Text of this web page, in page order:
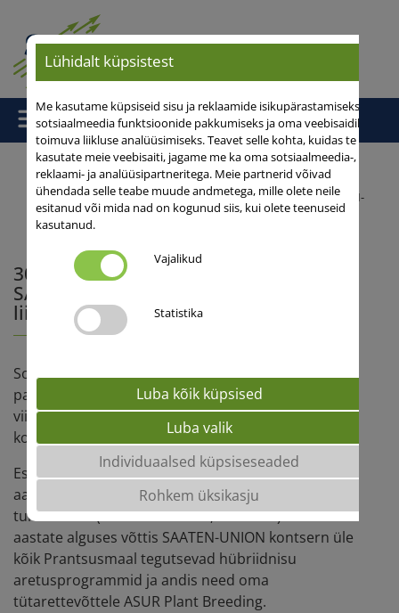
Pealeht/Uudised/ 30 aastat hübriidnisu tipptegijana – SAATEN-
UNIONi teekond Euroopa liidriks
30 aastat hübriidnisu tipptegijana –
SAATEN-UNIONi teekond Euroopa
liidriks
Sordiaretus, seemnetootmine ja geneetika
paljundamine – SAATEN-UNION kontsern on
viimase 30 aasta jooksul omandanud ainulaadse
kogemustepagasi selles valdkonnas.
Esimesed hübriidnisu sordid registreeriti 1980.
aastatel ja 1994. aastal alustati nende esmakordset
turustamist (nt HYNO-PRECIA, SEXTANT). 2000.
aastate alguses võttis SAATEN-UNION kontsern üle
kõik Prantsusmaal tegutsevad hübriidnisu
aretusprogrammid ja andis need oma
tütarettevõttele ASUR Plant Breeding.
Lühidalt küpsistest
Me kasutame küpsiseid sisu ja reklaamide isikupärastamiseks,
sotsiaalmeedia funktsioonide pakkumiseks ja oma veebisaidil
toimuva liikluse analüüsimiseks. Teavet selle kohta, kuidas te
kasutate meie veebisaiti, jagame me ka oma sotsiaalmeedia-,
reklaami- ja analüüsipartneritega. Meie partnerid võivad
ühendada selle teabe muude andmetega, mille olete neile
esitanud või mida nad on kogunud siis, kui olete teenuseid
kasutanud.
Vajalikud
Statistika
Luba kõik küpsised
Luba valik
Individuaalsed küpsiseseaded
Rohkem üksikasju